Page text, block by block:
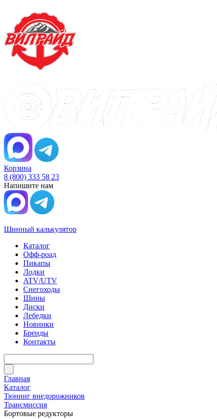
Корзина
8 (800) 333 58 23
Напишите нам
Шинный калькулятор
Каталог
Офф-роад
Пикапы
Лодки
ATV/UTV
Снегоходы
Шины
Диски
Лебедки
Новинки
Бренды
Контакты
Главная
Каталог
Тюнинг внедорожников
Трансмиссия
Бортовые редукторы